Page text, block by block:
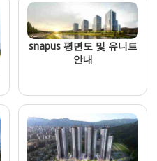
snapus 평면도 및 유니트
안내